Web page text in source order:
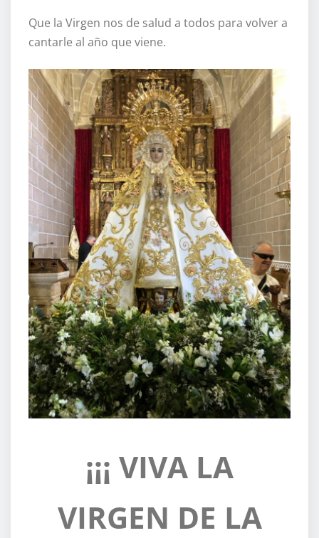
Que la Virgen nos de salud a todos para volver a
cantarle al año que viene.
¡¡¡ VIVA LA
VIRGEN DE LA